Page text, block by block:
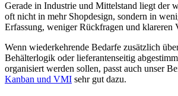
Gerade in Industrie und Mittelstand liegt der
oft nicht in mehr Shopdesign, sondern in
Erfassung, weniger Rückfragen und klareren
Wenn wiederkehrende Bedarfe zusätzlich
Behälterlogik oder lieferantenseitig
organisiert werden sollen, passt auch unser
Kanban und VMI sehr gut dazu.